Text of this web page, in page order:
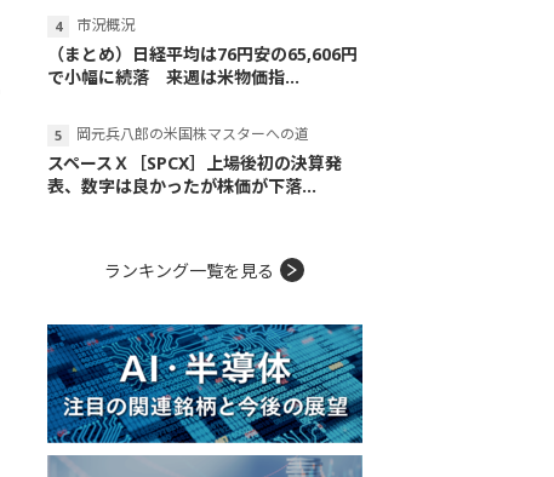
市況概況
（まとめ）日経平均は76円安の65,606円
で小幅に続落 来週は米物価指...
岡元兵八郎の米国株マスターへの道
スペースＸ［SPCX］上場後初の決算発
表、数字は良かったが株価が下落...
ランキング一覧を見る